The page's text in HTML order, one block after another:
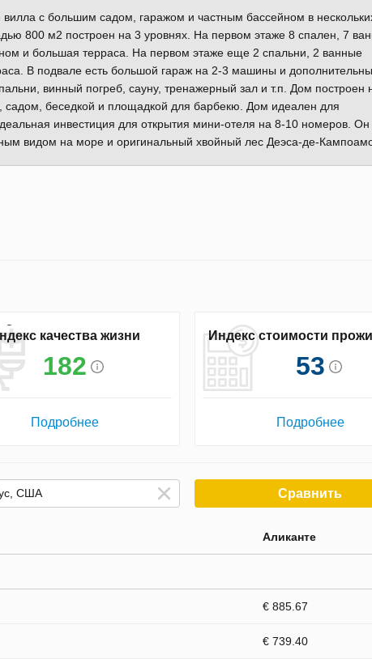
с большим садом, гаражом и частным бассейном в
800 м2 построен на 3 уровнях. На первом этаже 8 спален, 7
и большая терраса. На первом этаже еще 2 спальни, 2 ванные
В подвале есть большой гараж на 2-3 машины и
винный погреб, сауну, тренажерный зал и т.п. Дом построен
беседкой и площадкой для барбекю. Дом идеален для
инвестиция для открытия мини-отеля на 8-10 номеров. Он
видом на море и оригинальный хвойный лес Деэса-де-
качества жизни
182
Подробнее
Индекс стоимости
53
Подробнее
Сравнить
Аликанте
€ 885.67
€ 739.40